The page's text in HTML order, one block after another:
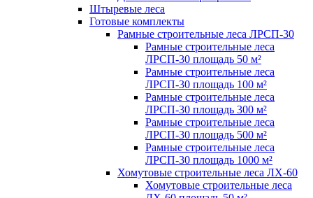
Штыревые леса
Готовые комплекты
Рамные строительные леса ЛРСП-30
Рамные строительные леса
ЛРСП-30 площадь 50 м²
Рамные строительные леса
ЛРСП-30 площадь 100 м²
Рамные строительные леса
ЛРСП-30 площадь 300 м²
Рамные строительные леса
ЛРСП-30 площадь 500 м²
Рамные строительные леса
ЛРСП-30 площадь 1000 м²
Хомутовые строительные леса ЛХ-60
Хомутовые строительные леса